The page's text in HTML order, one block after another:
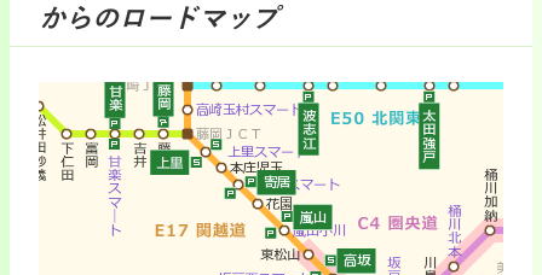
からのロードマップ